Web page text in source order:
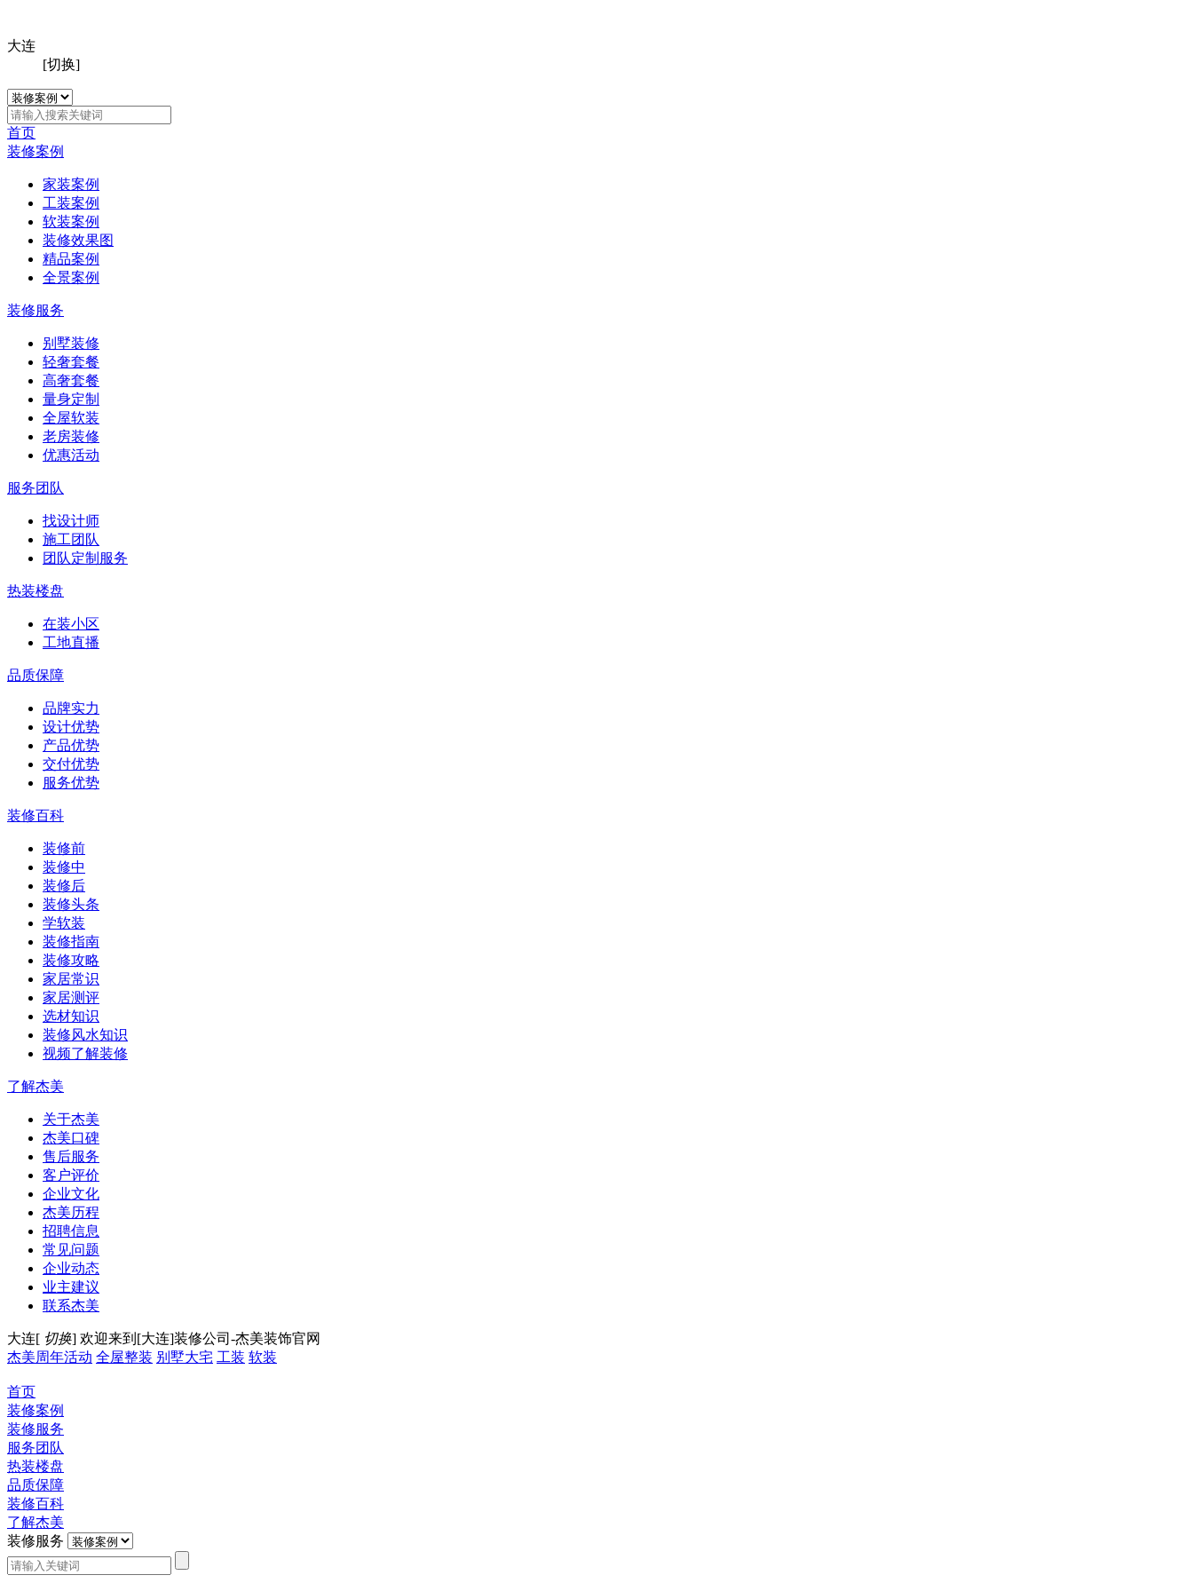
大连
[切换]
首页
装修案例
家装案例
工装案例
软装案例
装修效果图
精品案例
全景案例
装修服务
别墅装修
轻奢套餐
高奢套餐
量身定制
全屋软装
老房装修
优惠活动
服务团队
找设计师
施工团队
团队定制服务
热装楼盘
在装小区
工地直播
品质保障
品牌实力
设计优势
产品优势
交付优势
服务优势
装修百科
装修前
装修中
装修后
装修头条
学软装
装修指南
装修攻略
家居常识
家居测评
选材知识
装修风水知识
视频了解装修
了解杰美
关于杰美
杰美口碑
售后服务
客户评价
企业文化
杰美历程
招聘信息
常见问题
企业动态
业主建议
联系杰美
大连[ 切换] 欢迎来到[大连]装修公司-杰美装饰官网
杰美周年活动 全屋整装 别墅大宅 工装 软装
首页
装修案例
装修服务
服务团队
热装楼盘
品质保障
装修百科
了解杰美
装修服务